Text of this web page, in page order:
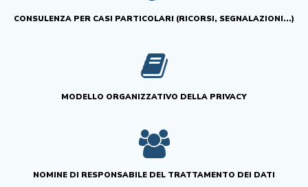
CONSULENZA PER CASI PARTICOLARI (RICORSI, SEGNALAZIONI...)
MODELLO ORGANIZZATIVO DELLA PRIVACY
NOMINE DI RESPONSABILE DEL TRATTAMENTO DEI DATI